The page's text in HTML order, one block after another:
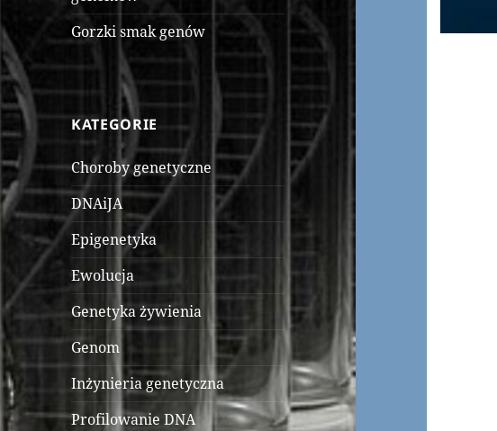
Gorzki smak genów
KATEGORIE
Choroby genetyczne
DNAiJA
Epigenetyka
Ewolucja
Genetyka żywienia
Genom
Inżynieria genetyczna
Profilowanie DNA